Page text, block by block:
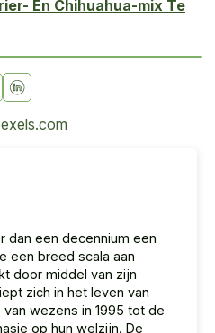
En Chihuahua-mix Te
dan een decennium een
een breed scala aan
door middel van zijn
zich in het leven van
wezens in 1995 tot de
op hun welzijn. De